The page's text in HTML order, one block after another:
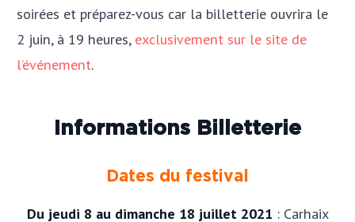
soirées et préparez-vous car la billetterie ouvrira le
2 juin, à 19 heures, exclusivement sur le site de
l’événement.
Informations Billetterie
Dates du festival
Du jeudi 8 au dimanche 18 juillet 2021 : Carhaix